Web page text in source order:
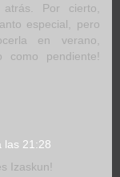
Por cierto,
especial, pero
en verano,
como pendiente!
las 21:28
Izaskun!